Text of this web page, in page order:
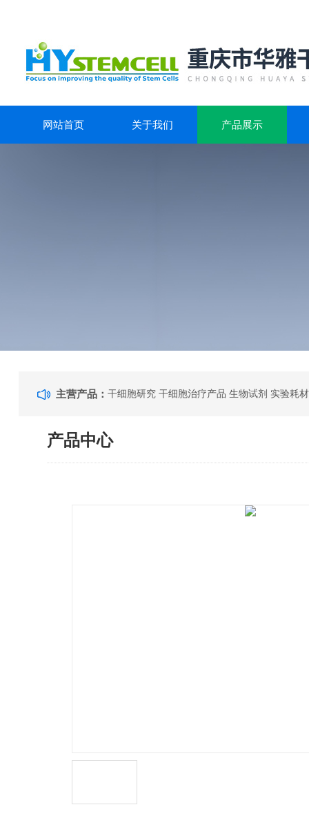
网站首页 关于我们 产品展示
主营产品：干细胞研究 干细胞治疗产品 生物试剂 实验耗
产品中心